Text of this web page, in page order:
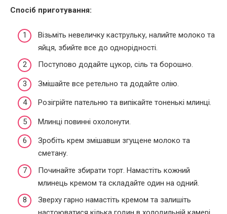
Спосіб приготування:
Візьміть невеличку каструльку, налийте молоко та
яйця, збийте все до однорідності.
Поступово додайте цукор, сіль та борошно.
Змішайте все ретельно та додайте олію.
Розігрійте пательню та випікайте тоненькі млинці.
Млинці повинні охолонути.
Зробіть крем змішавши згущене молоко та
сметану.
Починайте збирати торт. Намастіть кожний
млинець кремом та складайте один на одний.
Зверху гарно намастіть кремом та залишіть